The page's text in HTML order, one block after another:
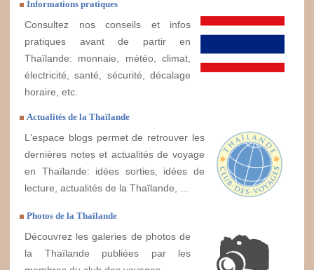
Informations pratiques
Consultez nos conseils et infos
pratiques avant de partir en
Thaïlande: monnaie, météo, climat,
électricité, santé, sécurité, décalage
horaire, etc.
Actualités de la Thaïlande
L'espace blogs permet de retrouver les
dernières notes et actualités de voyage
en Thaïlande: idées sorties, idées de
lecture, actualités de la Thaïlande, ...
Photos de la Thaïlande
Découvrez les galeries de photos de
la Thaïlande publiées par les